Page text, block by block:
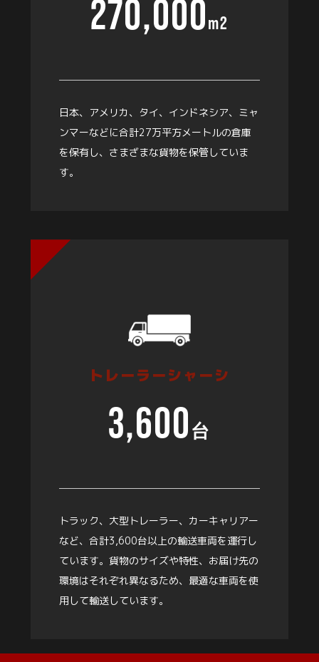
270,000m2
日本、アメリカ、タイ、インドネシア、ミャ
ンマーなどに合計27万平方メートルの倉庫
を保有し、さまざまな貨物を保管していま
す。
トレーラーシャーシ
3,600 台
トラック、大型トレーラー、カーキャリアー
など、合計3,600台以上の輸送車両を運行し
ています。貨物のサイズや特性、お届け先の
環境はそれぞれ異なるため、最適な車両を使
用して輸送しています。